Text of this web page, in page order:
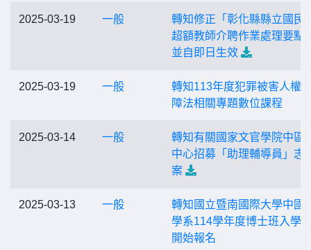
2025-03-19 一般
轉知修正「彰化縣縣立國民
超額教師介聘作業處理要點
並自即日生效
2025-03-19 一般
轉知113年度犯罪被害人權
障法相關專題數位課程
2025-03-14 一般
轉知有關國家文官學院中區
中心招募「助理輔導員」志
案
2025-03-13 一般
轉知國立暨南國際大學中國
學系114學年度博士班入學
開始報名